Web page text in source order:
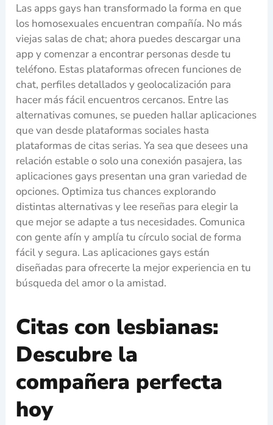
Las apps gays han transformado la forma en que
los homosexuales encuentran compañía. No más
viejas salas de chat; ahora puedes descargar una
app y comenzar a encontrar personas desde tu
teléfono. Estas plataformas ofrecen funciones de
chat, perfiles detallados y geolocalización para
hacer más fácil encuentros cercanos. Entre las
alternativas comunes, se pueden hallar aplicaciones
que van desde plataformas sociales hasta
plataformas de citas serias. Ya sea que desees una
relación estable o solo una conexión pasajera, las
aplicaciones gays presentan una gran variedad de
opciones. Optimiza tus chances explorando
distintas alternativas y lee reseñas para elegir la
que mejor se adapte a tus necesidades. Comunica
con gente afín y amplía tu círculo social de forma
fácil y segura. Las aplicaciones gays están
diseñadas para ofrecerte la mejor experiencia en tu
búsqueda del amor o la amistad.
Citas con lesbianas:
Descubre la
compañera perfecta
hoy